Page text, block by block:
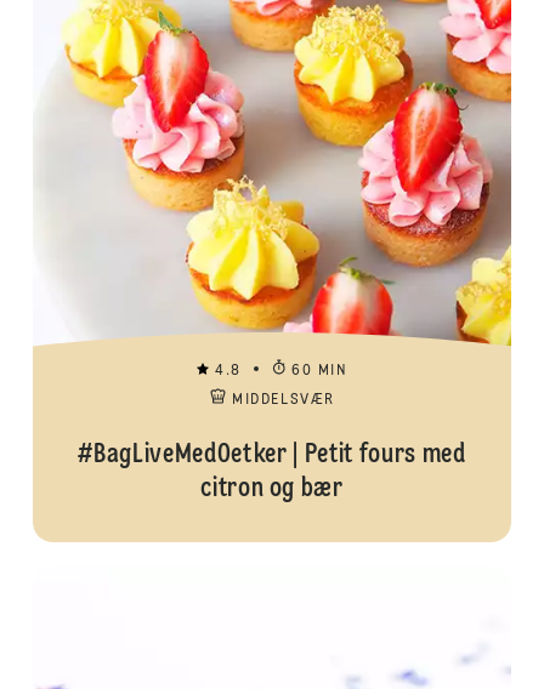
4.8
60 MIN
MIDDELSVÆR
#BagLiveMedOetker | Petit fours med
citron og bær